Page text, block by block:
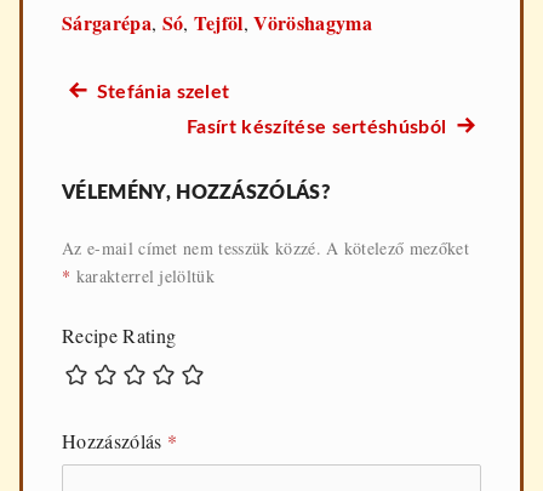
Sárgarépa, Só, Tejföl,Vöröshagyma
Bejegyzés
Előző
Stefánia szelet
Fasírt készítése sertéshúsból
Következő
VÉLEMÉNY, HOZZÁSZÓLÁS?
Az e-mail címet nem tesszük közzé. A kötelező mezőket
* karakterrel jelöltük
Recipe Rating
Hozzászólás *